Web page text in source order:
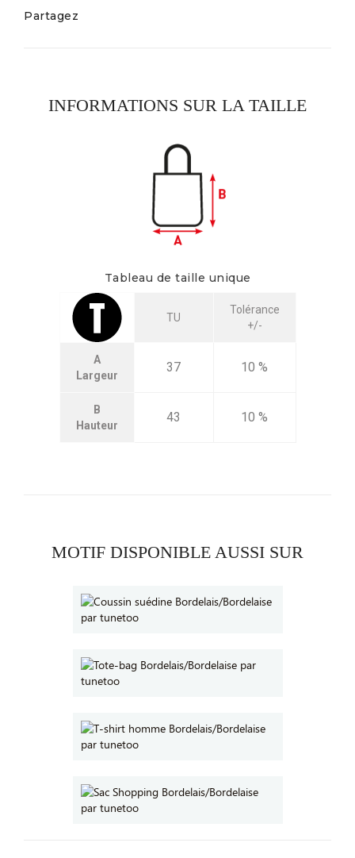
Partagez
INFORMATIONS SUR LA TAILLE
Tableau de taille unique
TU
Tolérance
+/-
A
Largeur
37 10 %
B
Hauteur
43 10 %
MOTIF DISPONIBLE AUSSI SUR